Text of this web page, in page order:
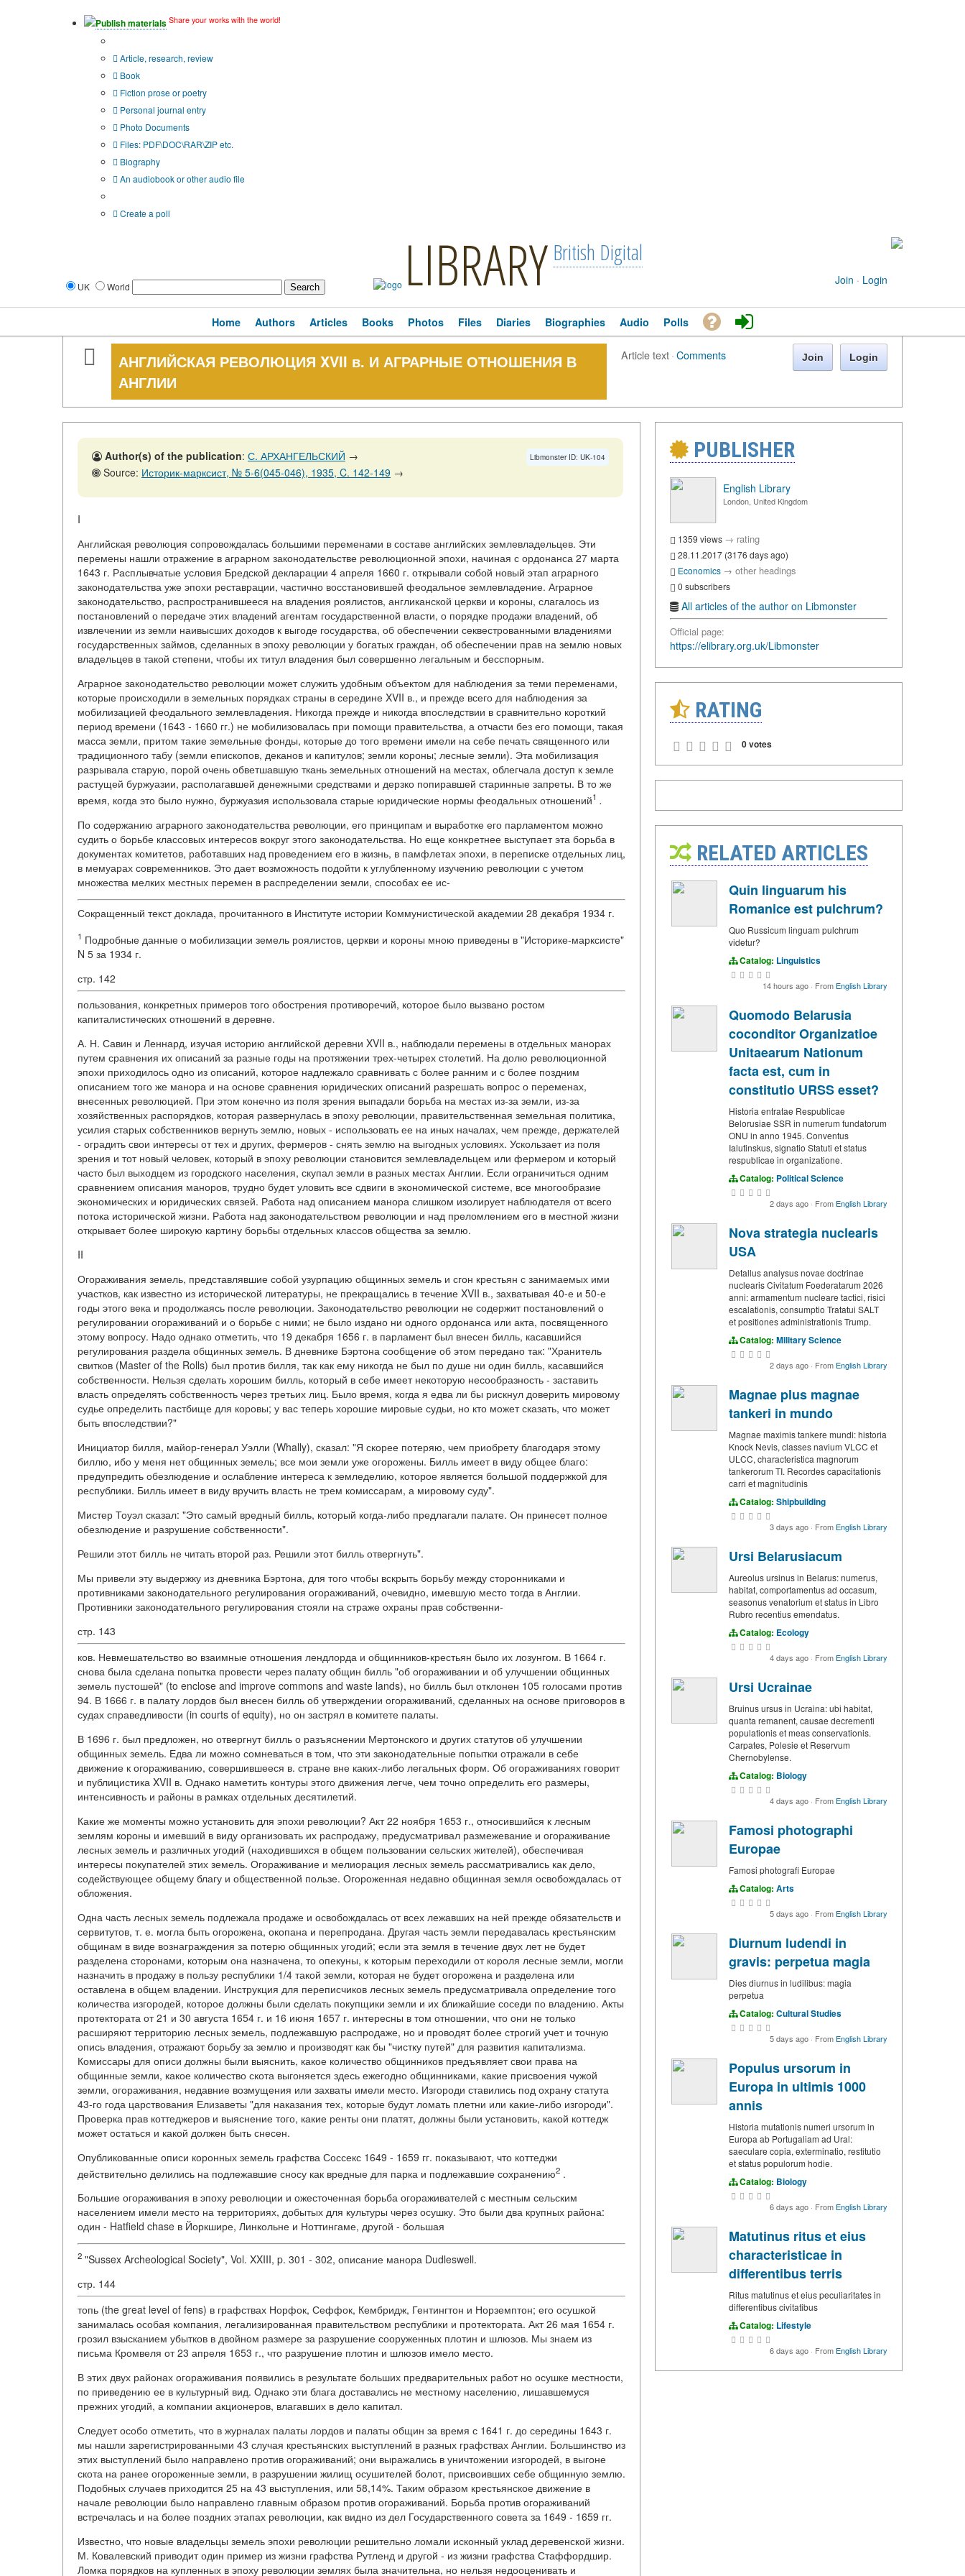
Publish materials Share your works with the world!
Article, research, review
Book
Fiction prose or poetry
Personal journal entry
Photo Documents
Files: PDF\DOC\RAR\ZIP etc.
Biography
An audiobook or other audio file
Create a poll
UK World LIBRARY British Digital
Join · Login
Home Authors Articles Books Photos Files Diaries Biographies Audio Polls
АНГЛИЙСКАЯ РЕВОЛЮЦИЯ XVII в. И АГРАРНЫЕ ОТНОШЕНИЯ В
АНГЛИИ
Article text·Comments Join Login
Libmonster ID: UK-104
Author(s) of the publication: С. АРХАНГЕЛЬСКИЙ →
Source: Историк-марксист, № 5-6(045-046), 1935, C. 142-149 →
I
Английская революция сопровождалась большими переменами в составе английских землевладельцев. Эти
перемены нашли отражение в аграрном законодательстве революционной эпохи, начиная с ордонанса 27 марта
1643 г. Расплывчатые условия Бредской декларации 4 апреля 1660 г. открывали собой новый этап аграрного
законодательства уже эпохи реставрации, частично восстановившей феодальное землевладение. Аграрное
законодательство, распространившееся на владения роялистов, англиканской церкви и короны, слагалось из
постановлений о передаче этих владений агентам государственной власти, о порядке продажи владений, об
извлечении из земли наивысших доходов к выгоде государства, об обеспечении секвестрованными владениями
государственных займов, сделанных в эпоху революции у богатых граждан, об обеспечении прав на землю новых
владельцев в такой степени, чтобы их титул владения был совершенно легальным и бесспорным.
Аграрное законодательство революции может служить удобным объектом для наблюдения за теми переменами,
которые происходили в земельных порядках страны в середине XVII в., и прежде всего для наблюдения за
мобилизацией феодального землевладения. Никогда прежде и никогда впоследствии в сравнительно короткий
период времени (1643 - 1660 гг.) не мобилизовалась при помощи правительства, а отчасти без его помощи, такая
масса земли, притом такие земельные фонды, которые до того времени имели на себе печать священного или
традиционного табу (земли епископов, деканов и капитулов; земли короны; лесные земли). Эта мобилизация
разрывала старую, порой очень обветшавшую ткань земельных отношений на местах, облегчала доступ к земле
растущей буржуазии, располагавшей денежными средствами и дерзко попиравшей старинные запреты. В то же
время, когда это было нужно, буржуазия использовала старые юридические нормы феодальных отношений1 .
По содержанию аграрного законодательства революции, его принципам и выработке его парламентом можно
судить о борьбе классовых интересов вокруг этого законодательства. Но еще конкретнее выступает эта борьба в
документах комитетов, работавших над проведением его в жизнь, в памфлетах эпохи, в переписке отдельных лиц,
в мемуарах современников. Это дает возможность подойти к углубленному изучению революции с учетом
множества мелких местных перемен в распределении земли, способах ее ис-
Сокращенный текст доклада, прочитанного в Институте истории Коммунистической академии 28 декабря 1934 г.
1 Подробные данные о мобилизации земель роялистов, церкви и короны мною приведены в "Историке-марксисте"
N 5 за 1934 г.
стр. 142
пользования, конкретных примеров того обострения противоречий, которое было вызвано ростом
капиталистических отношений в деревне.
А. Н. Савин и Леннард, изучая историю английской деревни XVII в., наблюдали перемены в отдельных манорах
путем сравнения их описаний за разные годы на протяжении трех-четырех столетий. На долю революционной
эпохи приходилось одно из описаний, которое надлежало сравнивать с более ранним и с более поздним
описанием того же манора и на основе сравнения юридических описаний разрешать вопрос о переменах,
внесенных революцией. При этом конечно из поля зрения выпадали борьба на местах из-за земли, из-за
хозяйственных распорядков, которая развернулась в эпоху революции, правительственная земельная политика,
усилия старых собственников вернуть землю, новых - использовать ее на иных началах, чем прежде, держателей
- оградить свои интересы от тех и других, фермеров - снять землю на выгодных условиях. Ускользает из поля
зрения и тот новый человек, который в эпоху революции становится землевладельцем или фермером и который
часто был выходцем из городского населения, скупал земли в разных местах Англии. Если ограничиться одним
сравнением описания маноров, трудно будет уловить все сдвиги в экономической системе, все многообразие
экономических и юридических связей. Работа над описанием манора слишком изолирует наблюдателя от всего
потока исторической жизни. Работа над законодательством революции и над преломлением его в местной жизни
открывает более широкую картину борьбы отдельных классов общества за землю.
II
Огораживания земель, представлявшие собой узурпацию общинных земель и сгон крестьян с занимаемых ими
участков, как известно из исторической литературы, не прекращались в течение XVII в., захватывая 40-е и 50-е
годы этого века и продолжаясь после революции. Законодательство революции не содержит постановлений о
регулировании огораживаний и о борьбе с ними; не было издано ни одного ордонанса или акта, посвященного
этому вопросу. Надо однако отметить, что 19 декабря 1656 г. в парламент был внесен билль, касавшийся
регулирования раздела общинных земель. В дневнике Бэртона сообщение об этом передано так: "Хранитель
свитков (Master of the Rolls) был против билля, так как ему никогда не был по душе ни один билль, касавшийся
собственности. Нельзя сделать хорошим билль, который в себе имеет некоторую несообразность - заставить
власть определять собственность через третьих лиц. Было время, когда я едва ли бы рискнул доверить мировому
судье определить пастбище для коровы; у вас теперь хорошие мировые судьи, но кто может сказать, что может
быть впоследствии?"
Инициатор билля, майор-генерал Уэлли (Whally), сказал: "Я скорее потеряю, чем приобрету благодаря этому
биллю, ибо у меня нет общинных земель; все мои земли уже огорожены. Билль имеет в виду общее благо:
предупредить обезлюдение и ослабление интереса к земледелию, которое является большой поддержкой для
республики. Билль имеет в виду вручить власть не трем комиссарам, а мировому суду".
Мистер Тоуэл сказал: "Это самый вредный билль, который когда-либо предлагали палате. Он принесет полное
обезлюдение и разрушение собственности".
Решили этот билль не читать второй раз. Решили этот билль отвергнуть".
Мы привели эту выдержку из дневника Бэртона, для того чтобы вскрыть борьбу между сторонниками и
противниками законодательного регулирования огораживаний, очевидно, имевшую место тогда в Англии.
Противники законодательного регулирования стояли на страже охраны прав собственни-
стр. 143
ков. Невмешательство во взаимные отношения лендлорда и общинников-крестьян было их лозунгом. В 1664 г.
снова была сделана попытка провести через палату общин билль "об огораживании и об улучшении общинных
земель пустошей" (to enclose and improve commons and waste lands), но билль был отклонен 105 голосами против
94. В 1666 г. в палату лордов был внесен билль об утверждении огораживаний, сделанных на основе приговоров в
судах справедливости (in courts of equity), но он застрял в комитете палаты.
В 1696 г. был предложен, но отвергнут билль о разъяснении Мертонского и других статутов об улучшении
общинных земель. Едва ли можно сомневаться в том, что эти законодательные попытки отражали в себе
движение к огораживанию, совершившееся в. стране вне каких-либо легальных форм. Об огораживаниях говорит
и публицистика XVII в. Однако наметить контуры этого движения легче, чем точно определить его размеры,
интенсивность и районы в рамках отдельных десятилетий.
Какие же моменты можно установить для эпохи революции? Акт 22 ноября 1653 г., относившийся к лесным
землям короны и имевший в виду организовать их распродажу, предусматривал размежевание и огораживание
лесных земель и различных угодий (находившихся в общем пользовании сельских жителей), обеспечивая
интересы покупателей этих земель. Огораживание и мелиорация лесных земель рассматривались как дело,
содействующее общему благу и общественной пользе. Огороженная недавно общинная земля освобождалась от
обложения.
Одна часть лесных земель подлежала продаже и освобождалась от всех лежавших на ней прежде обязательств и
сервитутов, т. е. могла быть огорожена, окопана и перепродана. Другая часть земли передавалась крестьянским
общинам в виде вознаграждения за потерю общинных угодий; если эта земля в течение двух лет не будет
разделена сторонами, которым она назначена, то опекуны, к которым переходили от короля лесные земли, могли
назначить в продажу в пользу республики 1/4 такой земли, которая не будет огорожена и разделена или
оставлена в общем владении. Инструкция для переписчиков лесных земель предусматривала определение того
количества изгородей, которое должны были сделать покупщики земли и их ближайшие соседи по владению. Акты
протектората от 21 и 30 августа 1654 г. и 16 июня 1657 г. интересны в том отношении, что они не только
расширяют территорию лесных земель, подлежавшую распродаже, но и проводят более строгий учет и точную
опись владения, отражают борьбу за землю и производят как бы "чистку путей" для развития капитализма.
Комиссары для описи должны были выяснить, какое количество общинников предъявляет свои права на
общинные земли, какое количество скота выгоняется здесь ежегодно общинниками, какие присвоения чужой
земли, огораживания, недавние возмущения или захваты имели место. Изгороди ставились под охрану статута
43-го года царствования Елизаветы "для наказания тех, которые будут ломать плетни или какие-либо изгороди".
Проверка прав коттеджеров и выяснение того, какие ренты они платят, должны были установить, какой коттедж
может остаться и какой должен быть снесен.
Опубликованные описи коронных земель графства Соссекс 1649 - 1659 гг. показывают, что коттеджи
действительно делились на подлежавшие сносу как вредные для парка и подлежавшие сохранению2 .
Большие огораживания в эпоху революции и ожесточенная борьба огораживателей с местным сельским
населением имели место на территориях, добытых для культуры через осушку. Это были два крупных района:
один - Hatfield chase в Йоркшире, Линкольне и Ноттингаме, другой - большая
2 "Sussex Archeological Society", Vol. XXIII, p. 301 - 302, описание манора Dudleswell.
стр. 144
топь (the great level of fens) в графствах Норфок, Сеффок, Кембридж, Гентингтон и Норземптон; его осушкой
занималась особая компания, легализированная правительством республики и протектората. Акт 26 мая 1654 г.
грозил взысканием убытков в двойном размере за разрушение сооруженных плотин и шлюзов. Мы знаем из
письма Кромвеля от 23 апреля 1653 г., что разрушение плотин и шлюзов имело место.
В этих двух районах огораживания появились в результате больших предварительных работ но осушке местности,
по приведению ее в культурный вид. Однако эти блага доставались не местному населению, лишавшемуся
прежних угодий, а компании акционеров, влагавших в дело капитал.
Следует особо отметить, что в журналах палаты лордов и палаты общин за время с 1641 г. до середины 1643 г.
мы нашли зарегистрированными 43 случая крестьянских выступлений в разных графствах Англии. Большинство из
этих выступлений было направлено против огораживаний; они выражались в уничтожении изгородей, в выгоне
скота на ранее огороженные земли, в разрушении жилищ осушителей болот, присвоивших себе общинную землю.
Подобных случаев приходится 25 на 43 выступления, или 58,14%. Таким образом крестьянское движение в
начале революции было направлено главным образом против огораживаний. Борьба против огораживаний
встречалась и на более поздних этапах революции, как видно из дел Государственного совета за 1649 - 1659 гг.
Известно, что новые владельцы земель эпохи революции решительно ломали исконный уклад деревенской жизни.
М. Ковалевский приводит один пример из жизни графства Рутленд и другой - из жизни графства Стаффордшир.
Ломка порядков на купленных в эпоху революции землях была значительна, но нельзя недооценивать и
PUBLISHER
English Library
London, United Kingdom
1359 views → rating
28.11.2017 (3176 days ago)
Economics → other headings
0 subscribers
All articles of the author on Libmonster
Official page:
https://elibrary.org.uk/Libmonster
RATING
0 votes
RELATED ARTICLES
Quin linguarum his
Romanice est pulchrum?
Quo Russicum linguam pulchrum
videtur?
Catalog: Linguistics
14 hours ago · From English Library
Quomodo Belarusia
coconditor Organizatioe
Unitaearum Nationum
facta est, cum in
constitutio URSS esset?
Historia entratae Respublicae
Belorusiae SSR in numerum fundatorum
ONU in anno 1945. Conventus
Ialutinskus, signatio Statuti et status
respublicae in organizatione.
Catalog: Political Science
2 days ago · From English Library
Nova strategia nuclearis
USA
Detallus analysus novae doctrinae
nuclearis Civitatum Foederatarum 2026
anni: armamentum nucleare tactici, risici
escalationis, consumptio Tratatui SALT
et positiones administrationis Trump.
Catalog: Military Science
2 days ago · From English Library
Magnae plus magnae
tankeri in mundo
Magnae maximis tankere mundi: historia
Knock Nevis, classes navium VLCC et
ULCC, characteristica magnorum
tankerorum TI. Recordes capacitationis
carri et magnitudinis
Catalog: Shipbuilding
3 days ago · From English Library
Ursi Belarusiacum
Aureolus ursinus in Belarus: numerus,
habitat, comportamentus ad occasum,
seasonus venatorium et status in Libro
Rubro recentius emendatus.
Catalog: Ecology
4 days ago · From English Library
Ursi Ucrainae
Bruinus ursus in Ucraina: ubi habitat,
quanta remanent, causae decrementi
populationis et meas conservationis.
Carpates, Polesie et Reservum
Chernobylense.
Catalog: Biology
4 days ago · From English Library
Famosi photographi
Europae
Famosi photografi Europae
Catalog: Arts
5 days ago · From English Library
Diurnum ludendi in
gravis: perpetua magia
Dies diurnus in ludilibus: magia
perpetua
Catalog: Cultural Studies
5 days ago · From English Library
Populus ursorum in
Europa in ultimis 1000
annis
Historia mutationis numeri ursorum in
Europa ab Portugaliam ad Ural:
saeculare copia, exterminatio, restitutio
et status populorum hodie.
Catalog: Biology
6 days ago · From English Library
Matutinus ritus et eius
characteristicae in
differentibus terris
Ritus matutinus et eius peculiaritates in
differentibus civitatibus
Catalog: Lifestyle
6 days ago · From English Library